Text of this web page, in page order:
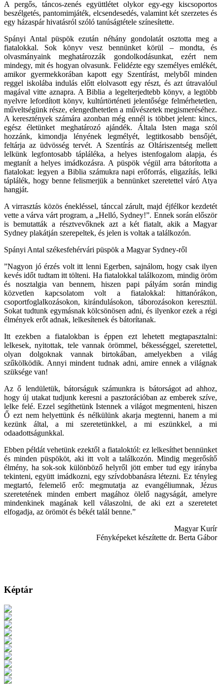
A pergős, táncos-zenés együttlétet olykor egy-egy kiscsoportos
beszélgetés, pantomimjáték, elcsendesedés, valamint két szerzetes és
egy házaspár hivatásról szóló tanúságtétele színesítette.
Spányi Antal püspök ezután néhány gondolatát osztotta meg a
fiatalokkal. Sok könyv vesz bennünket körül – mondta, és
olvasmányaink meghatározzák gondolkodásunkat, ezért nem
mindegy, mit és hogyan olvasunk. Felidézte egy személyes emlékét,
amikor gyermekkorában kapott egy Szentírást, melyből minden
reggel iskolába indulás előtt elolvasott egy részt, és azt útravalóul
magával vitte aznapra. A Biblia a legelterjedtebb könyv, a legtöbb
nyelvre lefordított könyv, kultúrtörténeti jelentősége felmérhetetlen,
műveltségünk része, elengedhetetlen a művészetek megismeréséhez.
A keresztények számára azonban még ennél is többet jelent: kincs,
egész életünket meghatározó ajándék. Általa Isten maga szól
hozzánk, kimondja lényének legmélyét, legtitkosabb bensőjét,
feltárja az üdvösség tervét. A Szentírás az Oltáriszentség mellett
lelkünk legfontosabb tápláléka, a helyes istenfogalom alapja, és
megtanít a helyes imádkozásra. A püspök végül arra bátorította a
fiatalokat: legyen a Biblia számukra napi erőforrás, eligazítás, lelki
táplálék, hogy benne felismerjük a bennünket szeretettel váró Atya
hangját.
A virrasztás közös énekléssel, tánccal zárult, majd éjfélkor kezdetét
vette a várva várt program, a „Helló, Sydney!”. Ennek során először
is bemutatták a résztvevőknek azt a két fiatalt, akik a Magyar
Sydney plakátján szerepeltek, és jelen is voltak a találkozón.
Spányi Antal székesfehérvári püspök a Magyar Sydney-ről
”Nagyon jó érzés volt itt lenni Egerben, sajnálom, hogy csak ilyen
kevés időt tudtam itt tölteni. Ha fiatalokkal találkozom, mindig öröm
és nosztalgia van bennem, hiszen papi pályám során mindig
közvetlen kapcsolatom volt a fiatalokkal: hittanórákon,
csoportfoglalkozásokon, kirándulásokon, táborozásokon keresztül.
Sokat tudtunk egymásnak kölcsönösen adni, és ilyenkor ezek a régi
élmények erőt adnak, lelkesítenek és bátorítanak.
Itt ezekben a fiatalokban is éppen ezt lehetett megtapasztalni:
lelkesek, nyitottak, tele vannak örömmel, békességgel, szeretettel,
olyan dolgoknak vannak birtokában, amelyekben a világ
szűkölködik. Annyi mindent tudnak adni, amire ennek a világnak
szüksége van!
Az ő lendületük, bátorságuk számunkra is bátorságot ad ahhoz,
hogy új utakat tudjunk keresni a pasztorációban az emberek szíve,
lelke felé. Ezzel segíthetünk Istennek a világot megmenteni, hiszen
Ő ezt nem helyettünk és nélkülünk akarja megtenni, hanem a mi
kezünk által, a mi szeretetünkkel, a mi eszünkkel, a mi
odaadottságunkkal.
Ebben példát vehetünk ezektől a fiataloktól: ez lelkesíthet bennünket
és minden püspököt, aki itt volt a találkozón. Mindig megerősítő
élmény, ha sok-sok különböző helyről jött ember tud egy irányba
tekinteni, együtt imádkozni, egy szívdobbanásra létezni. Ez tényleg
megtartó, felemelő erő: megmutatja az evangéliumnak, Jézus
szeretetének minden embert magához ölelő nagyságát, amelyre
mindenkinek magának kell válaszolni, de aki ezt a szeretetet
elfogadja, az örömöt és békét talál benne.”
Magyar Kurír
Fényképeket készítette dr. Berta Gábor
Képtár